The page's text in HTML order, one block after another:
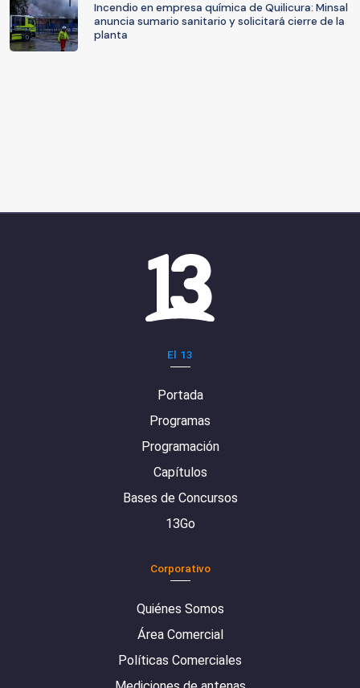
Incendio en empresa química de Quilicura: Minsal
anuncia sumario sanitario y solicitará cierre de la
planta
El 13
Portada
Programas
Programación
Capítulos
Bases de Concursos
13Go
Corporativo
Quiénes Somos
Área Comercial
Políticas Comerciales